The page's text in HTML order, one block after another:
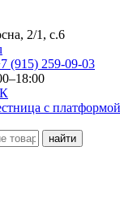
2/1, с.6
(915) 259-09-03
с платформой